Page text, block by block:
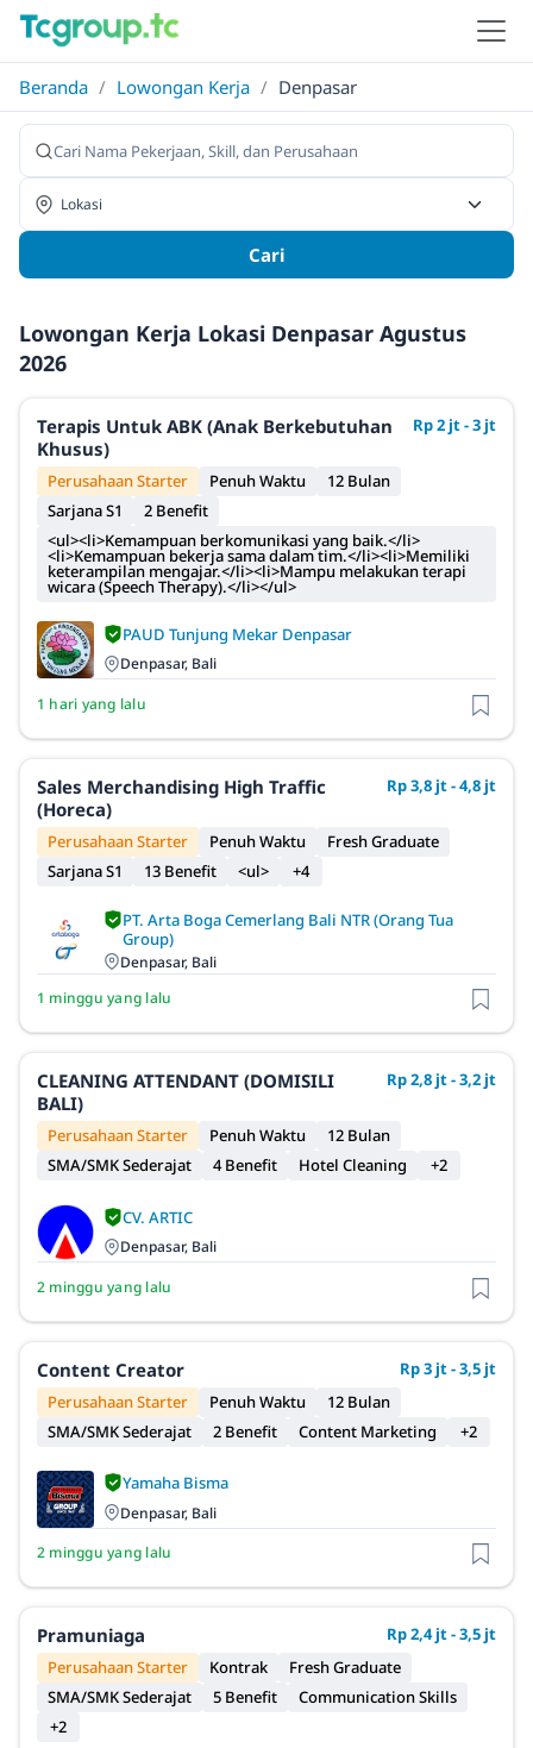
Beranda / Lowongan Kerja / Denpasar
Cari
Lowongan Kerja Lokasi Denpasar Agustus
2026
Terapis Untuk ABK (Anak Berkebutuhan
Khusus)
Rp 2 jt - 3 jt
Perusahaan Starter Penuh Waktu
12 Bulan
Sarjana S1
2 Benefit
<ul><li>Kemampuan berkomunikasi yang baik.</li>
<li>Kemampuan bekerja sama dalam tim.</li><li>Memiliki
keterampilan mengajar.</li><li>Mampu melakukan terapi
wicara (Speech Therapy).</li></ul>
PAUD Tunjung Mekar Denpasar
Denpasar, Bali
1 hari yang lalu
Sales Merchandising High Traffic
(Horeca)
Rp 3,8 jt - 4,8 jt
Perusahaan Starter Penuh Waktu
Fresh Graduate
Sarjana S1
13 Benefit <ul> +4
PT. Arta Boga Cemerlang Bali NTR (Orang Tua
Group)
Denpasar, Bali
1 minggu yang lalu
CLEANING ATTENDANT (DOMISILI
BALI)
Rp 2,8 jt - 3,2 jt
Perusahaan Starter Penuh Waktu
12 Bulan
SMA/SMK Sederajat
4 Benefit Hotel Cleaning +2
CV. ARTIC
Denpasar, Bali
2 minggu yang lalu
Content Creator
Rp 3 jt - 3,5 jt
Perusahaan Starter
Penuh Waktu
12 Bulan
SMA/SMK Sederajat
2 Benefit Content Marketing +2
Yamaha Bisma
Denpasar, Bali
2 minggu yang lalu
Pramuniaga
Rp 2,4 jt - 3,5 jt
Perusahaan Starter
Kontrak
Fresh Graduate
SMA/SMK Sederajat
5 Benefit
Communication Skills
+2